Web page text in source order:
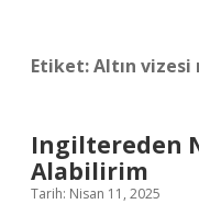
Etiket:Altın vizesi
Ingiltereden
Alabilirim
Tarih: Nisan 11, 2025